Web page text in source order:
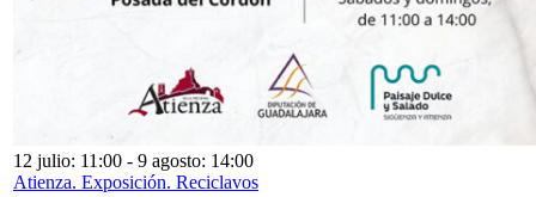
12 julio: 11:00 - 9 agosto: 14:00
Atienza. Exposición. Reciclavos